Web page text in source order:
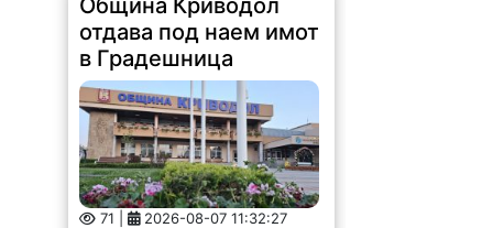
отдава под наем имот
в Градешница
71 | 2026-08-07 11:32:27